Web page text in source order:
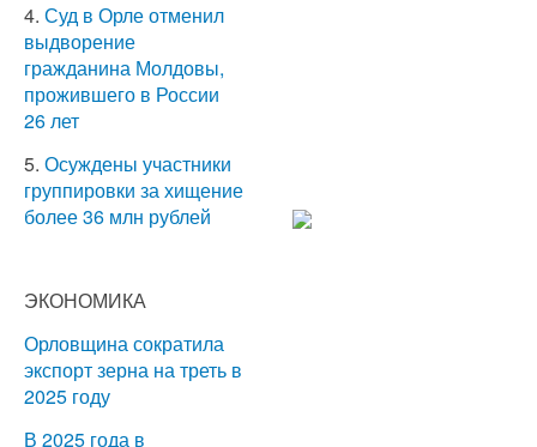
4. Суд в Орле отменил
выдворение
гражданина Молдовы,
прожившего в России
26 лет
5. Осуждены участники
группировки за хищение
более 36 млн рублей
ЭКОНОМИКА
Орловщина сократила
экспорт зерна на треть в
2025 году
В 2025 года в